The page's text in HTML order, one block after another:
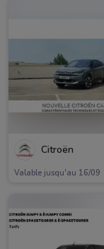
Citroën
Valable jusqu'au 16/09